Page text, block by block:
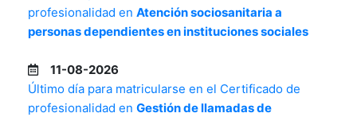
profesionalidad en Atención sociosanitaria a
personas dependientes en instituciones sociales
11-08-2026
Último día para matricularse en el Certificado de
profesionalidad en Gestión de llamadas de